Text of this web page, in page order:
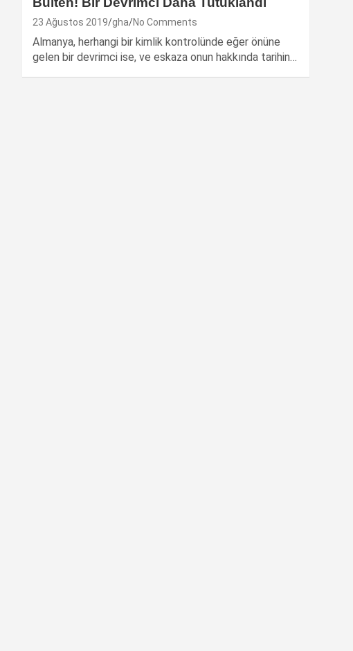
23 Ağustos 2019 gha No Comments
Almanya, herhangi bir kimlik kontrolünde eğer önüne
gelen bir devrimci ise, ve eskaza onun hakkında tarihin…